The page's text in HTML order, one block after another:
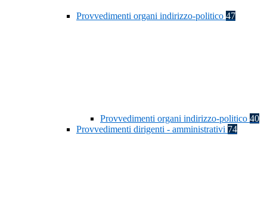
Provvedimenti organi indirizzo-politico 47
Provvedimenti organi indirizzo-politico 40
Provvedimenti dirigenti - amministrativi 74